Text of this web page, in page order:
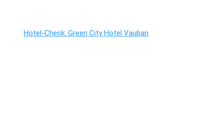
Hotel-Check: Green City Hotel Vauban